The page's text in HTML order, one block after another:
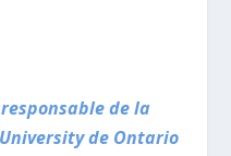
de la
de Ontario